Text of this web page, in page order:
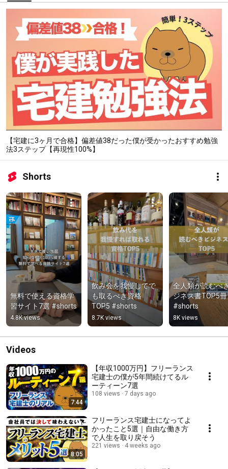
【宅建に3ヶ月で合格】偏差値38だった僕が受かったおすすめ勉強
法3ステップ【再現性100%】
Shorts
無料で使える資格学
習サイト7選 #shorts
4.8K views
飲み会を我慢してで
も取るべき資格
TOP5 #shorts
8.7K views
全人類が読むべ
ジネス書TOP5冊
#shorts
8K views
Videos
7:44
【年収1000万円】フリーランス
宅建士の僕が5年間続けてるル
ーティーン7選
108 views 7 days ago
8:05
フリーランス宅建士になってよ
かったこと5選｜自由な働き方
で人生を取り戻そう
221 views 4 weeks ago